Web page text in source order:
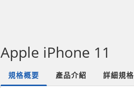
Apple iPhone 11
規格概要 產品介紹 詳細規格